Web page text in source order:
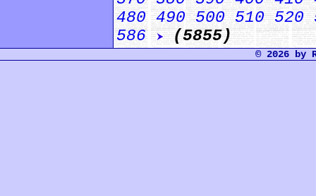
480 490 500 510 520
586
(5855)
© 2026 by